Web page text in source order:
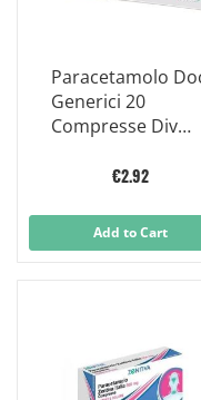
Paracetamolo Doc
Generici 20
Compresse Div
€2.92
Add to Cart